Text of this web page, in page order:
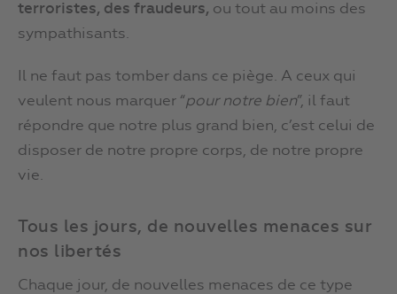
terroristes, des fraudeurs, ou tout au moins des
sympathisants.
Il ne faut pas tomber dans ce piège. A ceux qui
veulent nous marquer “pour notre bien”, il faut
répondre que notre plus grand bien, c’est celui de
disposer de notre propre corps, de notre propre
vie.
Tous les jours, de nouvelles menaces sur
nos libertés
Chaque jour, de nouvelles menaces de ce type